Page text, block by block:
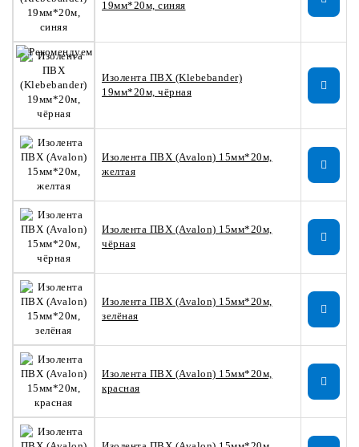
19мм*20м, синяя
Изолента ПВХ (Klebebander)
19мм*20м, чёрная
Изолента ПВХ (Avalon) 15мм*20м,
желтая
Изолента ПВХ (Avalon) 15мм*20м,
чёрная
Изолента ПВХ (Avalon) 15мм*20м,
зелёная
Изолента ПВХ (Avalon) 15мм*20м,
красная